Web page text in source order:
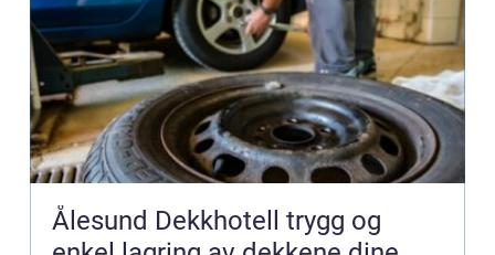
Ålesund Dekkhotell trygg og